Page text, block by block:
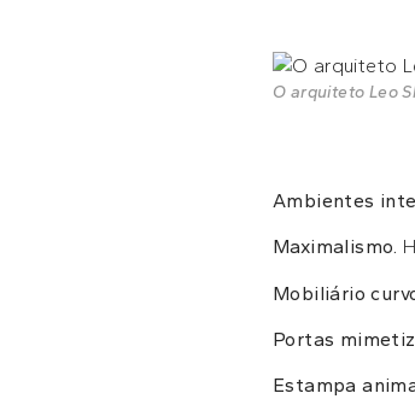
O arquiteto Leo
Ambientes
Maximalismo.
Mobiliário
Portas
Estampa